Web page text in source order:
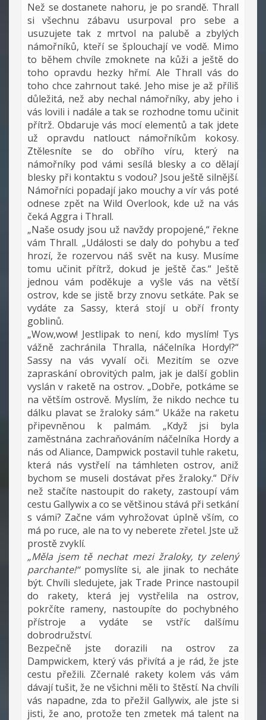
Než se dostanete nahoru, je po srandě. Thrall
si všechnu zábavu usurpoval pro sebe a
usuzujete tak z mrtvol na palubě a zbylých
námořníků, kteří se šplouchají ve vodě. Mimo
to během chvíle zmoknete na kůži a ještě do
toho opravdu hezky hřmí. Ale Thrall vás do
toho chce zahrnout také. Jeho mise je až příliš
důležitá, než aby nechal námořníky, aby jeho i
vás lovili i nadále a tak se rozhodne tomu učinit
přítrž. Obdaruje vás mocí elementů a tak jdete
už opravdu natlouct námořníkům kokosy.
Ztělesníte se do obřího víru, který na
námořníky pod vámi sesílá blesky a co dělají
blesky při kontaktu s vodou? Jsou ještě silnější.
Námořníci popadají jako mouchy a vír vás poté
odnese zpět na Wild Overlook, kde už na vás
čeká Aggra i Thrall.
„Naše osudy jsou už navždy propojené,“ řekne
vám Thrall. „Události se daly do pohybu a teď
hrozí, že rozervou náš svět na kusy. Musíme
tomu učinit přítrž, dokud je ještě čas.“ Ještě
jednou vám poděkuje a vyšle vás na větší
ostrov, kde se jistě brzy znovu setkáte. Pak se
vydáte za Sassy, která stojí u obří fronty
goblinů.
„Wow,wow! Jestlipak to není, kdo myslím! Tys
vážně zachránila Thralla, náčelníka Hordy!?“
Sassy na vás vyvalí oči. Mezitím se ozve
zapraskání obrovitých palm, jak je další goblin
vyslán v raketě na ostrov. „Dobře, potkáme se
na větším ostrově. Myslím, že nikdo nechce tu
dálku plavat se žraloky sám.“ Ukáže na raketu
připevněnou k palmám. „Když jsi byla
zaměstnána zachraňováním náčelníka Hordy a
nás od Aliance, Dampwick postavil tuhle raketu,
která nás vystřelí na támhleten ostrov, aniž
bychom se museli dostávat přes žraloky.“ Dřív
než stačíte nastoupit do rakety, zastoupí vám
cestu Gallywix a co se většinou stává při setkání
s vámi? Začne vám vyhrožovat úplně vším, co
má po ruce, ale na to vy neberete zřetel. Jste už
prostě zvyklí.
„Měla jsem tě nechat mezi žraloky, ty zelený
parchante!“ pomyslíte si, ale jinak to necháte
být. Chvíli sledujete, jak Trade Prince nastoupil
do rakety, která jej vystřelila na ostrov,
pokrčíte rameny, nastoupíte do pochybného
přístroje a vydáte se vstříc dalšímu
dobrodružství.
Bezpečně jste dorazili na ostrov za
Dampwickem, který vás přivítá a je rád, že jste
cestu přežili. Zčernalé rakety kolem vás vám
dávají tušit, že ne všichni měli to štěstí. Na chvíli
vás napadne, zda to přežil Gallywix, ale jste si
jisti, že ano, protože ten zmetek má talent na